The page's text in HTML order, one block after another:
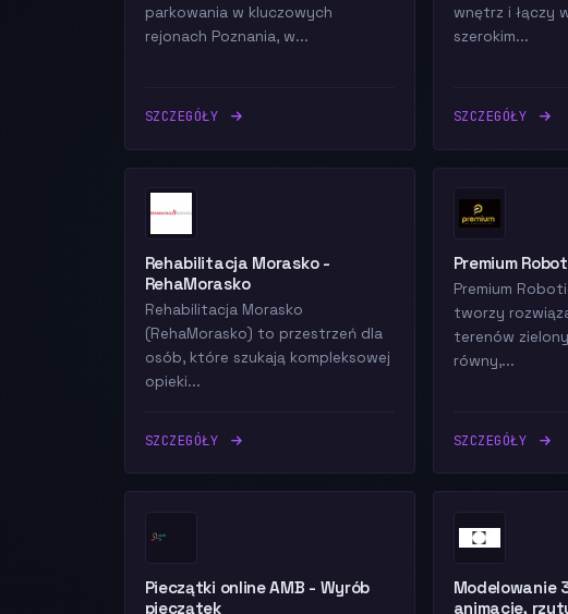
parkowania w kluczowych
rejonach Poznania, w...
SZCZEGÓŁY
wnętrz i łączy
szerokim...
SZCZEGÓŁY
Rehabilitacja Morasko -
RehaMorasko
Rehabilitacja Morasko
(RehaMorasko) to przestrzeń dla
osób, które szukają kompleksowej
opieki...
SZCZEGÓŁY
Premium
Premium
tworzy
terenów
równy,...
SZCZEGÓŁY
Pieczątki online AMB - Wyrób
pieczątek
Modelowanie
animacje,